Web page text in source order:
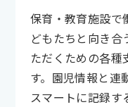
保育・教育施設で
どもたちと向き
ただくための各種
す。園児情報と連
スマートに記録